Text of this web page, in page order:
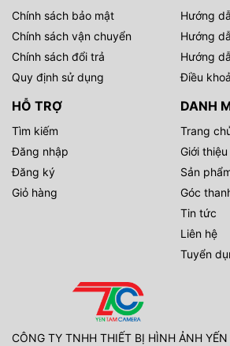
Chính sách bảo mật
Chính sách vận chuyển
Chính sách đổi trả
Quy định sử dụng
Hướng
Hướng
Hướng
Điều
HỖ TRỢ
Tìm kiếm
Đăng nhập
Đăng ký
Giỏ hàng
DANH
Trang
Giới thiệu
Sản
Góc
Tin tức
Liên hệ
Tuyển
CÔNG TY TNHH THIẾT BỊ HÌNH ẢNH YẾN